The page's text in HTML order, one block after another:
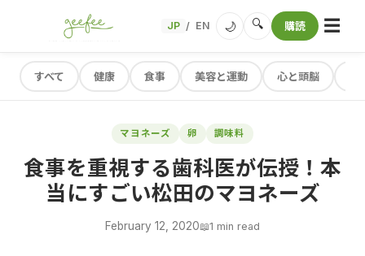
JP / EN 🌙 🔍 購読 ☰
すべて 健康 食事 美容と運動 心と頭脳
マヨネーズ 卵 調味料
食事を重視する歯科医が伝授！本
当にすごい松田のマヨネーズ
February 12, 2020📖1 min read